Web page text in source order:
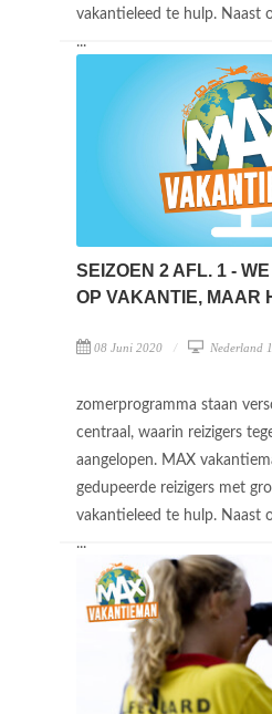
vakantieleed te hulp. Naast
...
SEIZOEN 2 AFL. 1 -
OP VAKANTIE, MAAR
08 Juni 2020 Nederland 1
zomerprogramma staan
centraal, waarin reizigers
aangelopen. MAX
gedupeerde reizigers met
vakantieleed te hulp. Naast
...